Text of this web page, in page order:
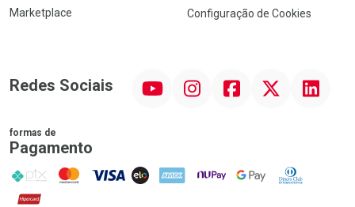
Marketplace
Configuração de Cookies
Redes Sociais InstagramFacebookTwitter Linkedin
formas de
Pagamento
PIX MasterCard
VISA ELO AMEX NuPay Google PayDiners Club
Hipercard